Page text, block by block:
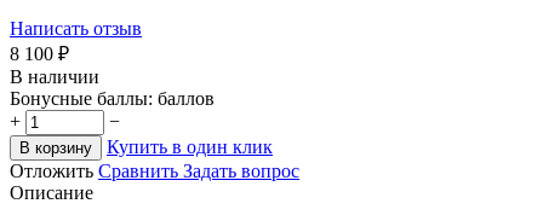
Написать отзыв
8 100 ₽
В наличии
Бонусные баллы: баллов
+
−
В корзину
Купить в один клик
Отложить Сравнить Задать вопрос
Описание